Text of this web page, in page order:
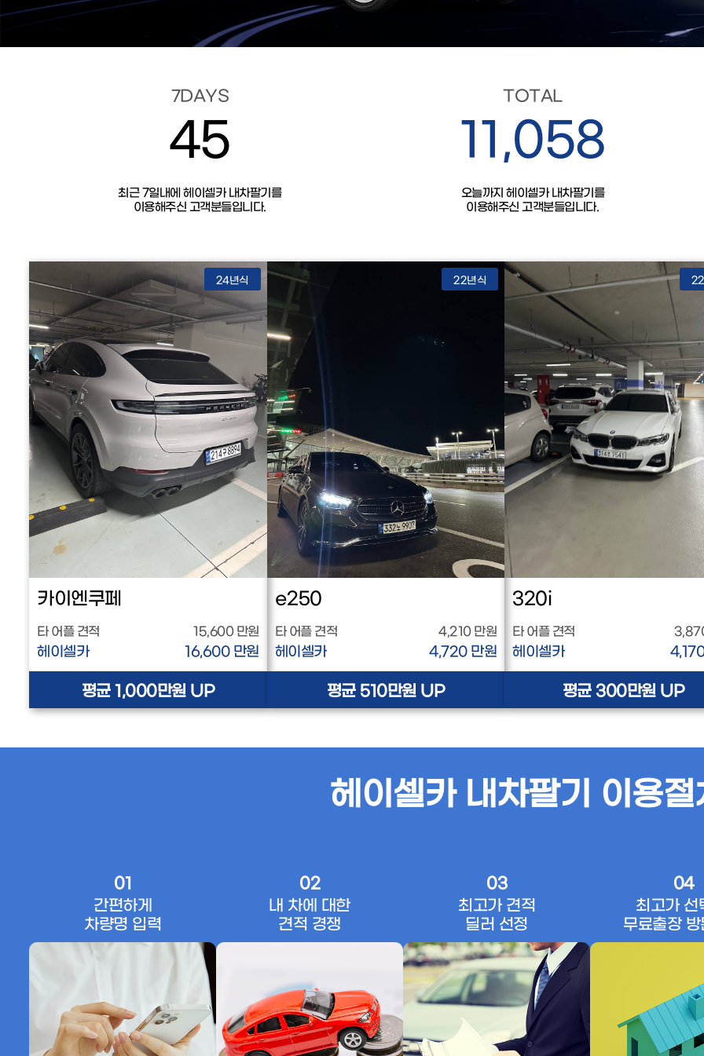
7DAYS
45
최근 7일내에 헤이셀카 내차팔기를
이용해주신 고객분들입니다.
TOTAL
11,058
오늘까지 헤이셀카 내차팔기를
이용해주신 고객분들입니다.
24년식
카이엔쿠페
타 어플 견적 15,600 만원
헤이셀카 16,600 만원
평균 1,000만원 UP
22년식
e250
타 어플 견적 4,210 만원
헤이셀카 4,720 만원
평균 510만원 UP
320i
타 어플 견적
헤이셀카
평균 300만원 UP
헤이셀카 내차팔기 이용절
01
간편하게
차량명 입력
02
내 차에 대한
견적 경쟁
03
최고가 견적
딜러 선정
04
최고가 선
무료출장